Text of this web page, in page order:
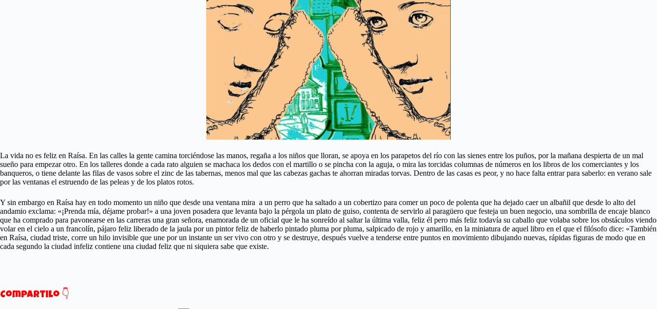
La vida no es feliz en Raísa. En las calles la gente camina torciéndose las manos, regaña a los niños que lloran, se apoya en los parapetos del río con las sienes entre los puños, por la mañana despierta de un mal
sueño para empezar otro. En los talleres donde a cada rato alguien se machaca los dedos con el martillo o se pincha con la aguja, o mira las torcidas columnas de números en los libros de los comerciantes y los
banqueros, o tiene delante las filas de vasos sobre el zinc de las tabernas, menos mal que las cabezas gachas te ahorran miradas torvas. Dentro de las casas es peor, y no hace falta entrar para saberlo: en verano sale
por las ventanas el estruendo de las peleas y de los platos rotos.
Y sin embargo en Raísa hay en todo momento un niño que desde una ventana mira a un perro que ha saltado a un cobertizo para comer un poco de polenta que ha dejado caer un albañil que desde lo alto del
andamio exclama: «¡Prenda mía, déjame probar!» a una joven posadera que levanta bajo la pérgola un plato de guiso, contenta de servirlo al paragüero que festeja un buen negocio, una sombrilla de encaje blanco
que ha comprado para pavonearse en las carreras una gran señora, enamorada de un oficial que le ha sonreído al saltar la última valla, feliz él pero más feliz todavía su caballo que volaba sobre los obstáculos viendo
volar en el cielo a un francolín, pájaro feliz liberado de la jaula por un pintor feliz de haberlo pintado pluma por pluma, salpicado de rojo y amarillo, en la miniatura de aquel libro en el que el filósofo dice: «También
en Raísa, ciudad triste, corre un hilo invisible que une por un instante un ser vivo con otro y se destruye, después vuelve a tenderse entre puntos en movimiento dibujando nuevas, rápidas figuras de modo que en
cada segundo la ciudad infeliz contiene una ciudad feliz que ni siquiera sabe que existe.
Compartilo 👇